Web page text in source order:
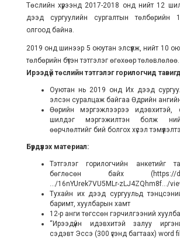
Төслийн хүрээнд 2017-2018 онд нийт 12
дээд сургуулийн сургалтын төлбөрийн
олгоод байна.
2019 онд шинээр 5 оюутан элсүүлж, нийт 10
төлбөрийн бүтэн тэтгэлэг өгөхөөр төлөвлөлөө.
Ирээдүй төслийн тэтгэлэг горилогчид
Оуютан нь 2019 онд Их дээд
элсэн суралцаж байгаа Өдрийн
Өөрийн мэргэжлээрээ идэвхитэй,
шилдэг мэргэжилтэн болж
өөрчлөлтийг бий болгох хүсэл
Бүрдүүлэх материал:
Тэтгэлэг горилогчийн анкетийг
бөглөсөн байх (https://
…/16nYUrek7VU5MLr-zLJ4ZQhm8f…/
Тухайн их дээд сургуульд
баримт, хуулбарын хамт
12-р анги төгссөн гэрчилгээний
“Ирээдүйн идэвхитэй залуу
сэдэвт Эссэ (300 үгэнд багтаах) word